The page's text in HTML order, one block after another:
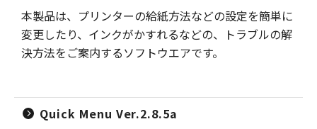
本製品は、プリンターの給紙方法などの設定を簡単に
変更したり、インクがかすれるなどの、トラブルの解
決方法をご案内するソフトウエアです。
Quick Menu Ver.2.8.5a